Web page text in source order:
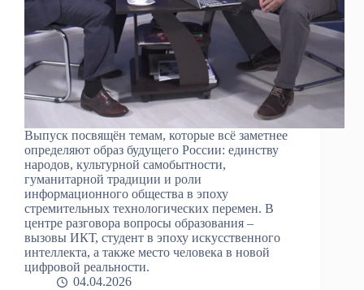
Выпуск посвящён темам, которые всё заметнее
определяют образ будущего России: единству
народов, культурной самобытности,
гуманитарной традиции и роли
информационного общества в эпоху
стремительных технологических перемен. В
центре разговора вопросы образования –
вызовы ИКТ, студент в эпоху искусственного
интеллекта, а также место человека в новой
цифровой реальности.
04.04.2026